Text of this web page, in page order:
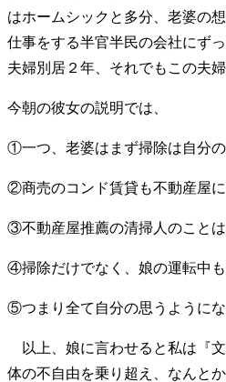
はホームシックと多分、老婆の
仕事をする半官半民の会社にず
夫婦別居２年、それでもこの夫
今朝の彼女の説明では、
①一つ、老婆はまず掃除は自分
②商売のコンド賃貸も不動産屋
③不動産屋推薦の清掃人のこと
④掃除だけでなく、娘の運転中
⑤つまり全て自分の思うようにな
以上、娘に言わせると私は『
体の不自由を乗り超え、なんと